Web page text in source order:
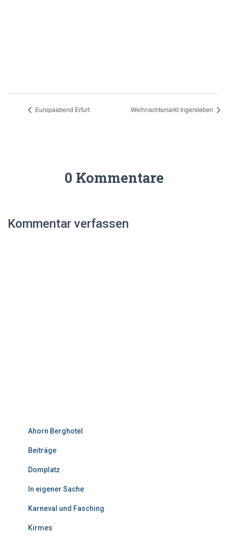
Europaabend Erfurt Weihnachtsmarkt Ingersleben
0 Kommentare
Kommentar verfassen
Ahorn Berghotel
Beiträge
Domplatz
In eigener Sache
Karneval und Fasching
Kirmes